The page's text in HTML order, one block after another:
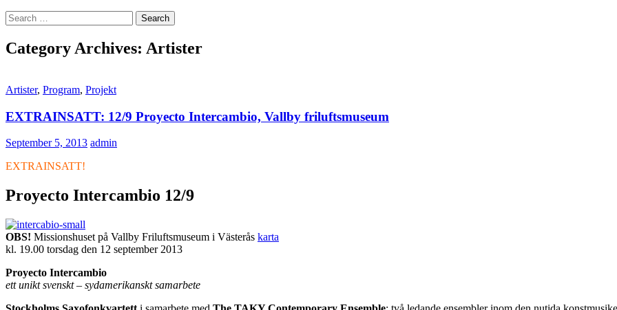
Search
for:
Category Archives: Artister
Artister, Program, Projekt
EXTRAINSATT: 12/9 Proyecto Intercambio, Vallby friluftsmuseum
September 5, 2013 admin
EXTRAINSATT!
Proyecto Intercambio 12/9
OBS! Missionshuset på Vallby Friluftsmuseum i Västerås karta
kl. 19.00 torsdag den 12 september 2013
Proyecto Intercambio
ett unikt svenskt – sydamerikanskt samarbete